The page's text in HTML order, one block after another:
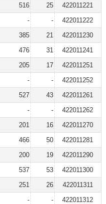
516 25
422011221
- -
422011222
385 21
422011230
476 31
422011241
205 17
422011251
- -
422011252
527 43
422011261
- -
422011262
201 16
422011270
466 50
422011281
200 19
422011290
537 53
422011300
251 26
422011311
- -
422011312